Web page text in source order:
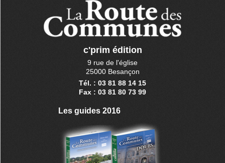
c'prim édition
9 rue de l'église
25000 Besançon
Tél. : 03 81 88 14 15
Fax : 03 81 80 73 99
Les guides 2016